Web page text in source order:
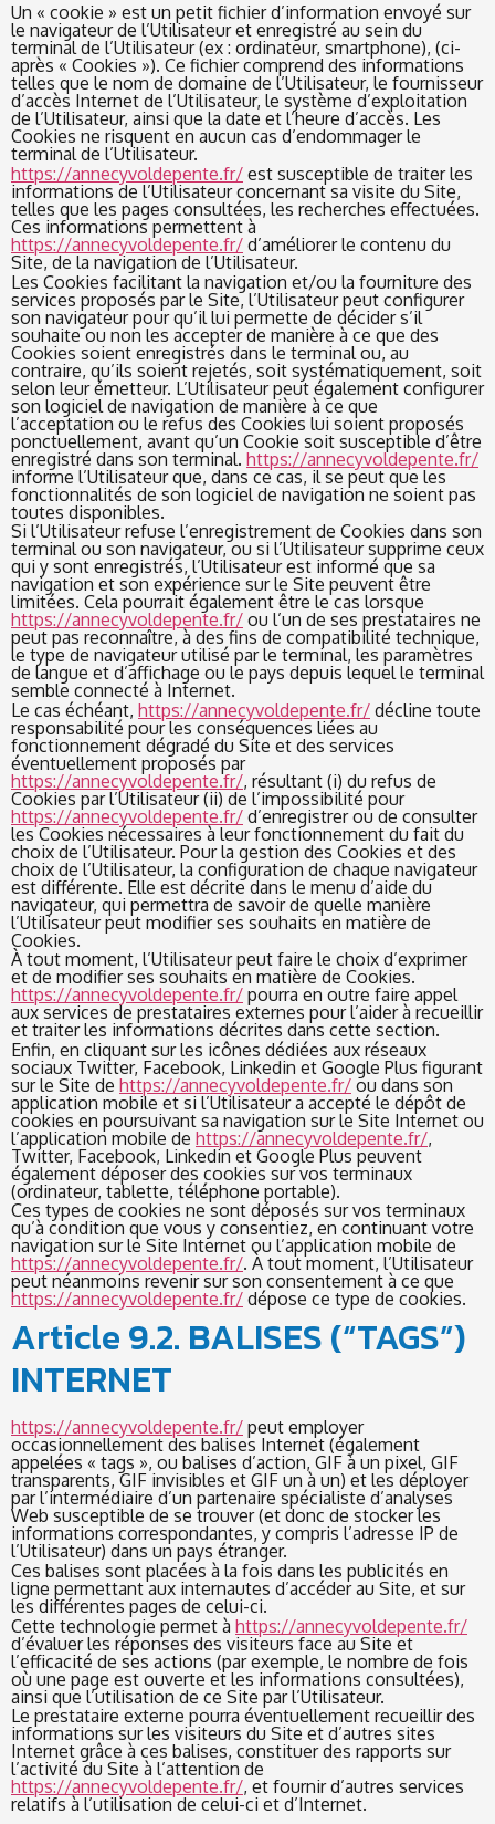
Un « cookie » est un petit fichier d’information envoyé sur
le navigateur de l’Utilisateur et enregistré au sein du
terminal de l’Utilisateur (ex : ordinateur, smartphone), (ci-
après « Cookies »). Ce fichier comprend des informations
telles que le nom de domaine de l’Utilisateur, le fournisseur
d’accès Internet de l’Utilisateur, le système d’exploitation
de l’Utilisateur, ainsi que la date et l’heure d’accès. Les
Cookies ne risquent en aucun cas d’endommager le
terminal de l’Utilisateur.
https://annecyvoldepente.fr/ est susceptible de traiter les
informations de l’Utilisateur concernant sa visite du Site,
telles que les pages consultées, les recherches effectuées.
Ces informations permettent à
https://annecyvoldepente.fr/ d’améliorer le contenu du
Site, de la navigation de l’Utilisateur.
Les Cookies facilitant la navigation et/ou la fourniture des
services proposés par le Site, l’Utilisateur peut configurer
son navigateur pour qu’il lui permette de décider s’il
souhaite ou non les accepter de manière à ce que des
Cookies soient enregistrés dans le terminal ou, au
contraire, qu’ils soient rejetés, soit systématiquement, soit
selon leur émetteur. L’Utilisateur peut également configurer
son logiciel de navigation de manière à ce que
l’acceptation ou le refus des Cookies lui soient proposés
ponctuellement, avant qu’un Cookie soit susceptible d’être
enregistré dans son terminal. https://annecyvoldepente.fr/
informe l’Utilisateur que, dans ce cas, il se peut que les
fonctionnalités de son logiciel de navigation ne soient pas
toutes disponibles.
Si l’Utilisateur refuse l’enregistrement de Cookies dans son
terminal ou son navigateur, ou si l’Utilisateur supprime ceux
qui y sont enregistrés, l’Utilisateur est informé que sa
navigation et son expérience sur le Site peuvent être
limitées. Cela pourrait également être le cas lorsque
https://annecyvoldepente.fr/ ou l’un de ses prestataires ne
peut pas reconnaître, à des fins de compatibilité technique,
le type de navigateur utilisé par le terminal, les paramètres
de langue et d’affichage ou le pays depuis lequel le terminal
semble connecté à Internet.
Le cas échéant, https://annecyvoldepente.fr/ décline toute
responsabilité pour les conséquences liées au
fonctionnement dégradé du Site et des services
éventuellement proposés par
https://annecyvoldepente.fr/, résultant (i) du refus de
Cookies par l’Utilisateur (ii) de l’impossibilité pour
https://annecyvoldepente.fr/ d’enregistrer ou de consulter
les Cookies nécessaires à leur fonctionnement du fait du
choix de l’Utilisateur. Pour la gestion des Cookies et des
choix de l’Utilisateur, la configuration de chaque navigateur
est différente. Elle est décrite dans le menu d’aide du
navigateur, qui permettra de savoir de quelle manière
l’Utilisateur peut modifier ses souhaits en matière de
Cookies.
À tout moment, l’Utilisateur peut faire le choix d’exprimer
et de modifier ses souhaits en matière de Cookies.
https://annecyvoldepente.fr/ pourra en outre faire appel
aux services de prestataires externes pour l’aider à recueillir
et traiter les informations décrites dans cette section.
Enfin, en cliquant sur les icônes dédiées aux réseaux
sociaux Twitter, Facebook, Linkedin et Google Plus figurant
sur le Site de https://annecyvoldepente.fr/ ou dans son
application mobile et si l’Utilisateur a accepté le dépôt de
cookies en poursuivant sa navigation sur le Site Internet ou
l’application mobile de https://annecyvoldepente.fr/,
Twitter, Facebook, Linkedin et Google Plus peuvent
également déposer des cookies sur vos terminaux
(ordinateur, tablette, téléphone portable).
Ces types de cookies ne sont déposés sur vos terminaux
qu’à condition que vous y consentiez, en continuant votre
navigation sur le Site Internet ou l’application mobile de
https://annecyvoldepente.fr/. À tout moment, l’Utilisateur
peut néanmoins revenir sur son consentement à ce que
https://annecyvoldepente.fr/ dépose ce type de cookies.
Article 9.2. BALISES (“TAGS”)
INTERNET
https://annecyvoldepente.fr/ peut employer
occasionnellement des balises Internet (également
appelées « tags », ou balises d’action, GIF à un pixel, GIF
transparents, GIF invisibles et GIF un à un) et les déployer
par l’intermédiaire d’un partenaire spécialiste d’analyses
Web susceptible de se trouver (et donc de stocker les
informations correspondantes, y compris l’adresse IP de
l’Utilisateur) dans un pays étranger.
Ces balises sont placées à la fois dans les publicités en
ligne permettant aux internautes d’accéder au Site, et sur
les différentes pages de celui-ci.
Cette technologie permet à https://annecyvoldepente.fr/
d’évaluer les réponses des visiteurs face au Site et
l’efficacité de ses actions (par exemple, le nombre de fois
où une page est ouverte et les informations consultées),
ainsi que l’utilisation de ce Site par l’Utilisateur.
Le prestataire externe pourra éventuellement recueillir des
informations sur les visiteurs du Site et d’autres sites
Internet grâce à ces balises, constituer des rapports sur
l’activité du Site à l’attention de
https://annecyvoldepente.fr/, et fournir d’autres services
relatifs à l’utilisation de celui-ci et d’Internet.